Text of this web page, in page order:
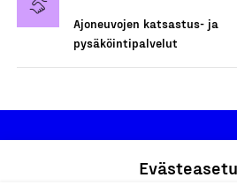
Ajoneuvojen katsastus- ja
pysäköintipalvelut